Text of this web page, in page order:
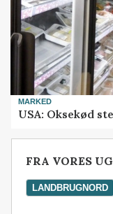
MARKED
USA: Oksekød
FRA VORES
LANDBRUGNORD